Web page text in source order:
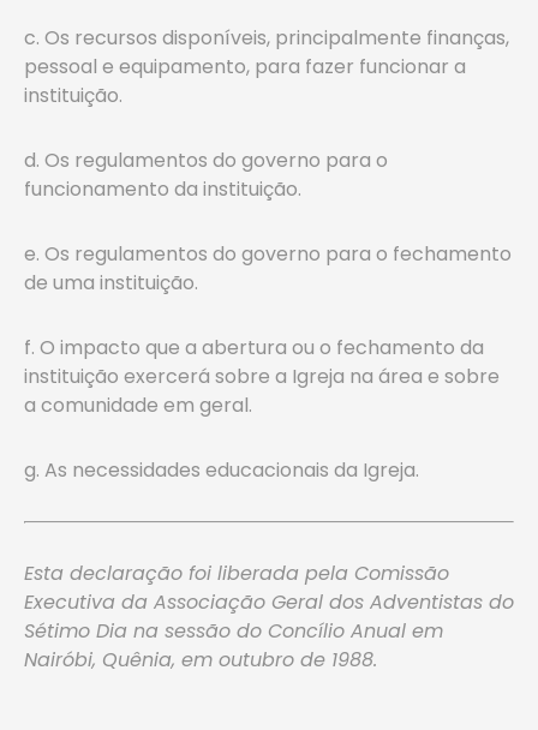
c. Os recursos disponíveis, principalmente finanças,
pessoal e equipamento, para fazer funcionar a
instituição.
d. Os regulamentos do governo para o
funcionamento da instituição.
e. Os regulamentos do governo para o fechamento
de uma instituição.
f. O impacto que a abertura ou o fechamento da
instituição exercerá sobre a Igreja na área e sobre
a comunidade em geral.
g. As necessidades educacionais da Igreja.
Esta declaração foi liberada pela Comissão
Executiva da Associação Geral dos Adventistas do
Sétimo Dia na sessão do Concílio Anual em
Nairóbi, Quênia, em outubro de 1988.